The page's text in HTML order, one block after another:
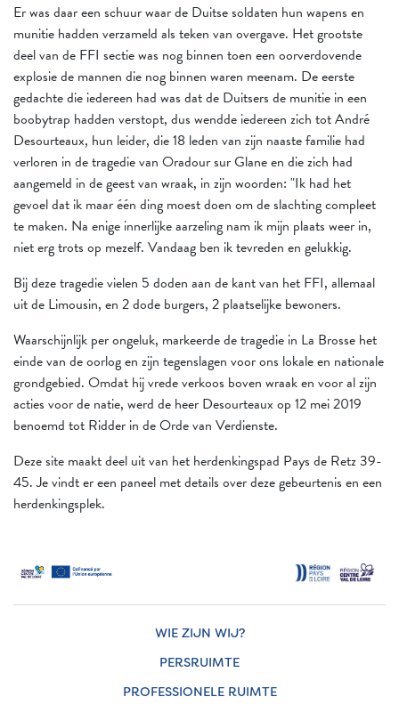
Er was daar een schuur waar de Duitse soldaten hun wapens en
munitie hadden verzameld als teken van overgave. Het grootste
deel van de FFI sectie was nog binnen toen een oorverdovende
explosie de mannen die nog binnen waren meenam. De eerste
gedachte die iedereen had was dat de Duitsers de munitie in een
boobytrap hadden verstopt, dus wendde iedereen zich tot André
Desourteaux, hun leider, die 18 leden van zijn naaste familie had
verloren in de tragedie van Oradour sur Glane en die zich had
aangemeld in de geest van wraak, in zijn woorden: "Ik had het
gevoel dat ik maar één ding moest doen om de slachting compleet
te maken. Na enige innerlijke aarzeling nam ik mijn plaats weer in,
niet erg trots op mezelf. Vandaag ben ik tevreden en gelukkig.
Bij deze tragedie vielen 5 doden aan de kant van het FFI, allemaal
uit de Limousin, en 2 dode burgers, 2 plaatselijke bewoners.
Waarschijnlijk per ongeluk, markeerde de tragedie in La Brosse het
einde van de oorlog en zijn tegenslagen voor ons lokale en nationale
grondgebied. Omdat hij vrede verkoos boven wraak en voor al zijn
acties voor de natie, werd de heer Desourteaux op 12 mei 2019
benoemd tot Ridder in de Orde van Verdienste.
Deze site maakt deel uit van het herdenkingspad Pays de Retz 39-
45. Je vindt er een paneel met details over deze gebeurtenis en een
herdenkingsplek.
WIE ZIJN WIJ?
PERSRUIMTE
PROFESSIONELE RUIMTE